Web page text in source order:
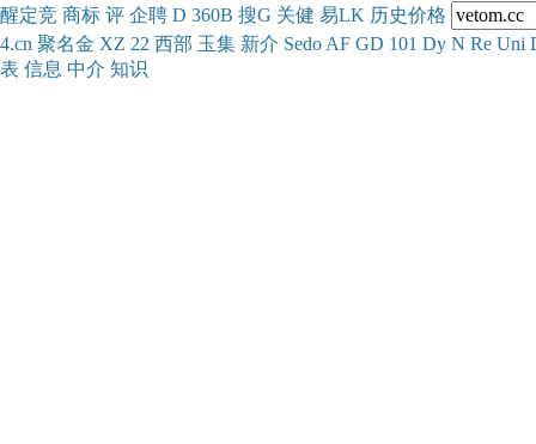
醒定竞 商标 评 企聘 D 360B 搜G 关健 易LK 历史价格
4.cn 聚名金 XZ 22 西部 玉集 新介 Sedo AF GD 101 Dy N Re Uni
表 信息 中介 知识